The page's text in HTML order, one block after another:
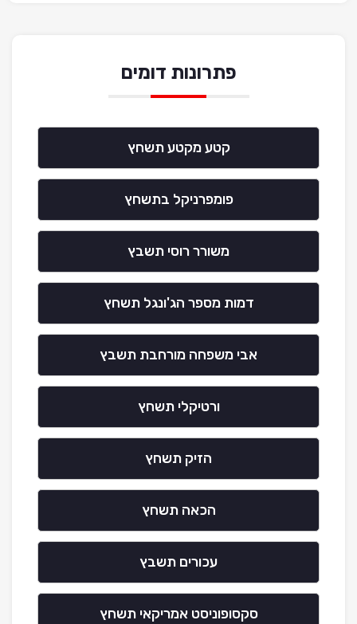
פתרונות דומים
קטע מקטע תשחץ
פומפרניקל בתשחץ
משורר רוסי תשבץ
דמות מספר הג'ונגל תשחץ
אבי משפחה מורחבת תשבץ
ורטיקלי תשחץ
הזיק תשחץ
הכאה תשחץ
עכורים תשבץ
סקסופוניסט אמריקאי תשחץ